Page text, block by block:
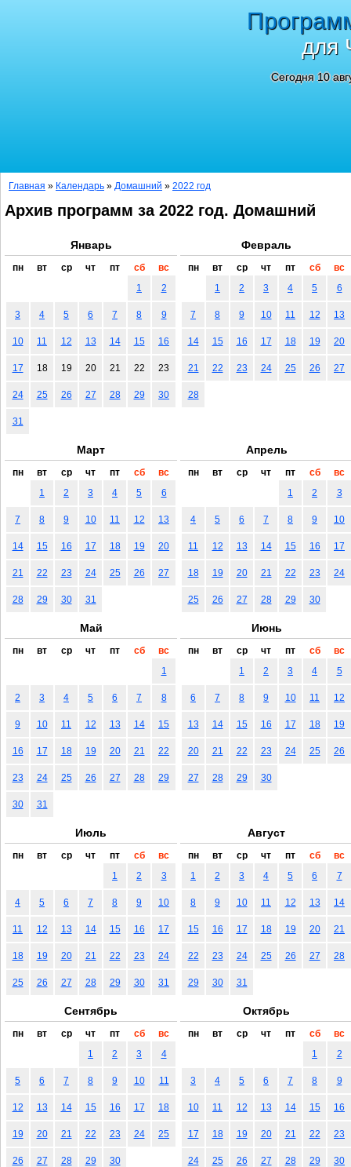
для
Сегодня 10
Главная » Календарь » Домашний » 2022 год
Архив программ за 2022 год. Домашний
Январь
пн вт ср чт пт сб
вс
1
2
3 4 5 6 7 8 9
10 11 12 13 14 15 16
17 18 19 20 21 22 23
24 25 26 27 28 29 30
31
Февраль
пн вт ср чт пт сб
вс
1
2 3 4 5 6
7 8 9 10 11 12 13
14 15 16 17 18 19 20
21 22 23 24 25 26 27
28
Март
пн вт ср чт пт сб
вс
1
2 3 4 5 6
7 8 9 10 11 12 13
14 15 16 17 18 19 20
21 22 23 24 25 26 27
28 29 30 31
Апрель
пн вт ср чт пт сб
вс
1
2 3
4 5 6 7 8 9 10
11 12 13 14 15 16 17
18 19 20 21 22 23 24
25 26 27 28 29 30
Май
пн вт ср чт пт сб
вс
1
2 3 4 5 6 7 8
9 10 11 12 13 14 15
16 17 18 19 20 21 22
23 24 25 26 27 28 29
30 31
Июнь
пн вт ср чт пт сб
вс
1
2 3 4 5
6 7 8 9 10 11 12
13 14 15 16 17 18 19
20 21 22 23 24 25 26
27 28 29 30
Июль
пн вт ср чт пт сб
вс
1
2 3
4 5 6 7 8 9 10
11 12 13 14 15 16 17
18 19 20 21 22 23 24
25 26 27 28 29 30 31
Август
пн вт ср чт пт сб
вс
1
2 3 4 5 6 7
8 9 10 11 12 13 14
15 16 17 18 19 20 21
22 23 24 25 26 27 28
29 30 31
Сентябрь
пн вт ср чт пт сб
вс
1
2 3 4
5 6 7 8 9 10 11
12 13 14 15 16 17 18
19 20 21 22 23 24 25
26 27 28 29 30
Октябрь
пн вт ср чт пт сб
вс
1
2
3 4 5 6 7 8 9
10 11 12 13 14 15 16
17 18 19 20 21 22 23
24 25 26 27 28 29 30